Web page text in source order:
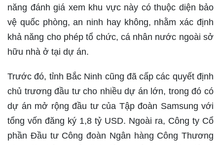
năng đánh giá xem khu vực này có thuộc diện bảo
vệ quốc phòng, an ninh hay không, nhằm xác định
khả năng cho phép tổ chức, cá nhân nước ngoài sở
hữu nhà ở tại dự án.
Trước đó, tỉnh Bắc Ninh cũng đã cấp các quyết định
chủ trương đầu tư cho nhiều dự án lớn, trong đó có
dự án mở rộng đầu tư của Tập đoàn Samsung với
tổng vốn đăng ký 1,8 tỷ USD. Ngoài ra, Công ty Cổ
phần Đầu tư Công đoàn Ngân hàng Công Thương